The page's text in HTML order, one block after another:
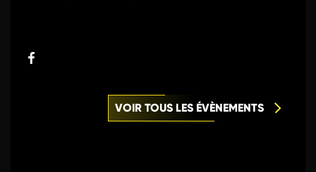
VOIR TOUS LES ÉVÈNEMENTS